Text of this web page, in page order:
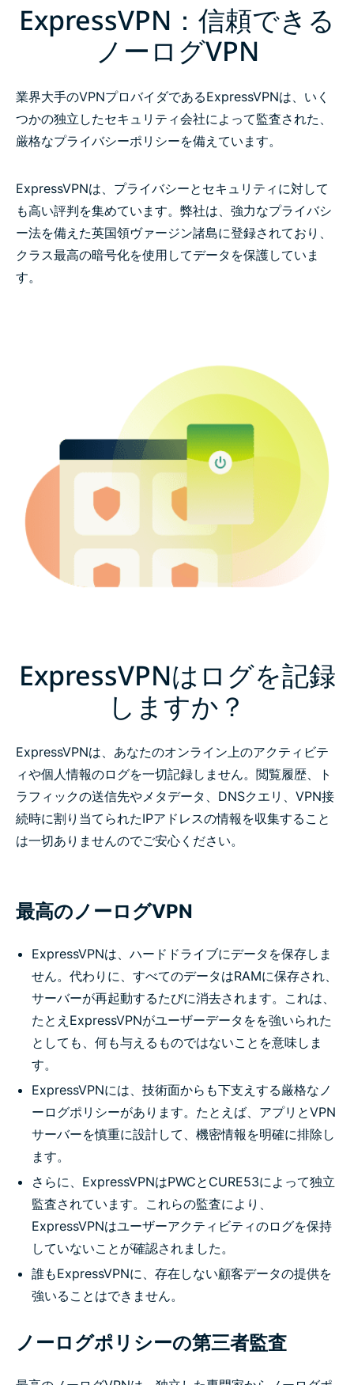
ExpressVPN：信頼できる
ノーログVPN
業界大手のVPNプロバイダであるExpressVPNは、いく
つかの独立したセキュリティ会社によって監査された、
厳格なプライバシーポリシーを備えています。
ExpressVPNは、プライバシーとセキュリティに対して
も高い評判を集めています。弊社は、強力なプライバシ
ー法を備えた英国領ヴァージン諸島に登録されており、
クラス最高の暗号化を使用してデータを保護していま
す。
ExpressVPNはログを記録
しますか？
ExpressVPNは、あなたのオンライン上のアクティビテ
ィや個人情報のログを一切記録しません。閲覧履歴、ト
ラフィックの送信先やメタデータ、DNSクエリ、VPN接
続時に割り当てられたIPアドレスの情報を収集すること
は一切ありませんのでご安心ください。
最高のノーログVPN
ExpressVPNは、ハードドライブにデータを保存しま
せん。代わりに、すべてのデータはRAMに保存され、
サーバーが再起動するたびに消去されます。これは、
たとえExpressVPNがユーザーデータをを強いられた
としても、何も与えるものではないことを意味しま
す。
ExpressVPNには、技術面からも下支えする厳格なノ
ーログポリシーがあります。たとえば、アプリとVPN
サーバーを慎重に設計して、機密情報を明確に排除し
ます。
さらに、ExpressVPNはPWCとCURE53によって独立
監査されています。これらの監査により、
ExpressVPNはユーザーアクティビティのログを保持
していないことが確認されました。
誰もExpressVPNに、存在しない顧客データの提供を
強いることはできません。
ノーログポリシーの第三者監査